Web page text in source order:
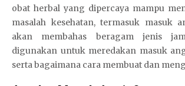
obat herbal yang dipercaya mampu
masalah kesehatan, termasuk masuk
akan membahas beragam jenis
digunakan untuk meredakan masuk
serta bagaimana cara membuat dan